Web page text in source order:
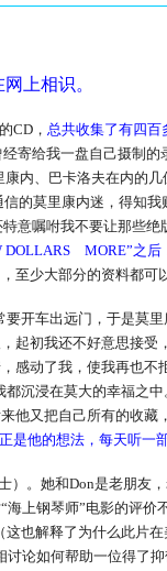
上相识。
CD， 总共收集了有四百
寄给我一盘自己摄制
康内、巴卡洛夫在内的
的莫里康内迷，得知
意嘱咐我不要让那些
DOLLARS MORE”之后
少大部分的资料都可
开车出远门，于是莫
起初我还不好意思接
感动了我，使我再也不
沉浸在莫大的幸福之
又把自己所有的收藏
是他的想法，每天听一
）。她和Don是老朋友
上钢琴师”电影的评价
也解释了为什么此片
论如何帮助一位得了